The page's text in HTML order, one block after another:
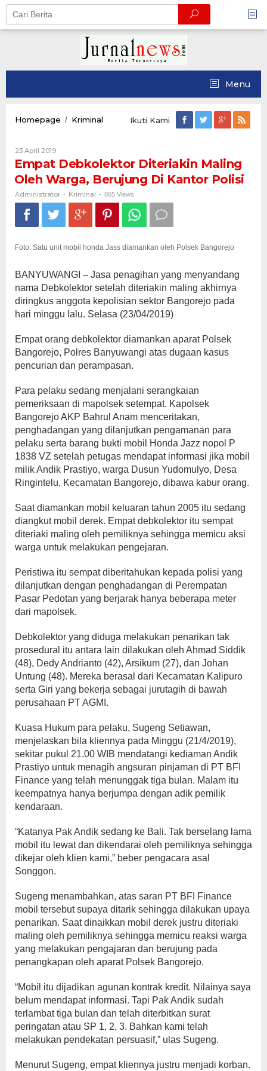
Skip
content
Menu
Homepage / Kriminal
Oleh
Warga,
Berujung
Di
Kantor
Polisi
Ikuti Kami
23 April 2019Oleh
Administrator
Empat Debkolektor Diteriakin Maling
Oleh Warga, Berujung Di Kantor Polisi
Administrator - Kriminal - 865 Views
Foto: Satu unit mobil honda Jass diamankan oleh Polsek Bangorejo
BANYUWANGI – Jasa penagihan yang menyandang
nama Debkolektor setelah diteriakin maling akhirnya
diringkus anggota kepolisian sektor Bangorejo pada
hari minggu lalu. Selasa (23/04/2019)
Empat orang debkolektor diamankan aparat Polsek
Bangorejo, Polres Banyuwangi atas dugaan kasus
pencurian dan perampasan.
Para pelaku sedang menjalani serangkaian
pemeriksaan di mapolsek setempat. Kapolsek
Bangorejo AKP Bahrul Anam menceritakan,
penghadangan yang dilanjutkan pengamanan para
pelaku serta barang bukti mobil Honda Jazz nopol P
1838 VZ setelah petugas mendapat informasi jika mobil
milik Andik Prastiyo, warga Dusun Yudomulyo, Desa
Ringintelu, Kecamatan Bangorejo, dibawa kabur orang.
Saat diamankan mobil keluaran tahun 2005 itu sedang
diangkut mobil derek. Empat debkolektor itu sempat
diteriaki maling oleh pemiliknya sehingga memicu aksi
warga untuk melakukan pengejaran.
Peristiwa itu sempat diberitahukan kepada polisi yang
dilanjutkan dengan penghadangan di Perempatan
Pasar Pedotan yang berjarak hanya beberapa meter
dari mapolsek.
Debkolektor yang diduga melakukan penarikan tak
prosedural itu antara lain dilakukan oleh Ahmad Siddik
(48), Dedy Andrianto (42), Arsikum (27), dan Johan
Untung (48). Mereka berasal dari Kecamatan Kalipuro
serta Giri yang bekerja sebagai jurutagih di bawah
perusahaan PT AGMI.
Kuasa Hukum para pelaku, Sugeng Setiawan,
menjelaskan bila kliennya pada Minggu (21/4/2019),
sekitar pukul 21.00 WIB mendatangi kediaman Andik
Prastiyo untuk menagih angsuran pinjaman di PT BFI
Finance yang telah menunggak tiga bulan. Malam itu
keempatnya hanya berjumpa dengan adik pemilik
kendaraan.
“Katanya Pak Andik sedang ke Bali. Tak berselang lama
mobil itu lewat dan dikendarai oleh pemiliknya sehingga
dikejar oleh klien kami,” beber pengacara asal
Songgon.
Sugeng menambahkan, atas saran PT BFI Finance
mobil tersebut supaya ditarik sehingga dilakukan upaya
penarikan. Saat dinaikkan mobil derek justru diteriaki
maling oleh pemiliknya sehingga memicu reaksi warga
yang melakukan pengajaran dan berujung pada
penangkapan oleh aparat Polsek Bangorejo.
“Mobil itu dijadikan agunan kontrak kredit. Nilainya saya
belum mendapat informasi. Tapi Pak Andik sudah
terlambat tiga bulan dan telah diterbitkan surat
peringatan atau SP 1, 2, 3. Bahkan kami telah
melakukan pendekatan persuasif,” ulas Sugeng.
Menurut Sugeng, empat kliennya justru menjadi korban.